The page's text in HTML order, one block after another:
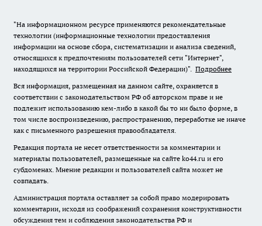
"На информационном ресурсе применяются рекомендательные
технологии (информационные технологии предоставления
информации на основе сбора, систематизации и анализа сведений,
относящихся к предпочтениям пользователей сети "Интернет",
находящихся на территории Российской Федерации)". Подробнее
Вся информация, размещенная на данном сайте, охраняется в
соответствии с законодательством РФ об авторском праве и не
подлежит использованию кем-либо в какой бы то ни было форме, в
том числе воспроизведению, распространению, переработке не иначе
как с письменного разрешения правообладателя.
Редакция портала не несет ответственности за комментарии и
материалы пользователей, размещенные на сайте ko44.ru и его
субдоменах. Мнение редакции и пользователей сайта может не
совпадать.
Администрация портала оставляет за собой право модерировать
комментарии, исходя из соображений сохранения конструктивности
обсуждения тем и соблюдения законодательства РФ и